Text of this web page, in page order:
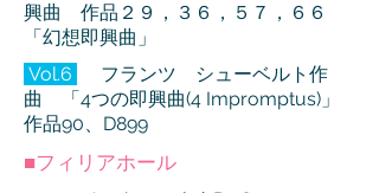
興曲 作品２９，３６，５７，６６
「幻想即興曲」
Vol.6
フランツ シューベルト作
曲 「4つの即興曲(4 Impromptus)」
作品90、D899
■フィリアホール